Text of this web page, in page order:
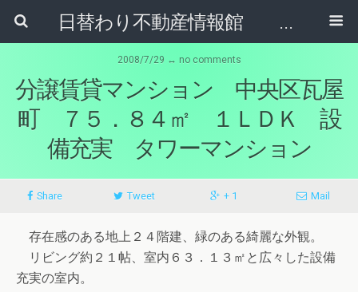
日替わり不動産情報館 リア･ライブログ
2008/7/29 ↔ no comments
分譲賃貸マンション 中央区瓦屋
町 ７５．８４㎡ １ＬＤＫ 設
備充実 タワーマンション
Share Tweet + 1 Mail
存在感のある地上２４階建、緑のある綺麗な外観。
リビング約２１帖、室内６３．１３㎡と広々した設備
充実の室内。